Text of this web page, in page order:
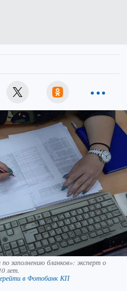
заполнению бланков»: эксперт о
лет.
в Фотобанк КП